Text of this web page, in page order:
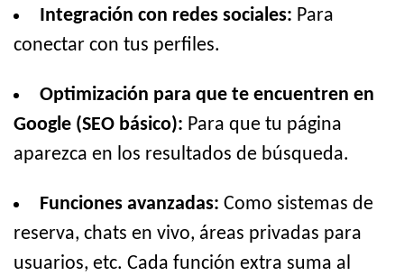
Integración con redes sociales: Para
conectar con tus perfiles.
Optimización para que te encuentren en
Google (SEO básico): Para que tu página
aparezca en los resultados de búsqueda.
Funciones avanzadas: Como sistemas de
reserva, chats en vivo, áreas privadas para
usuarios, etc. Cada función extra suma al